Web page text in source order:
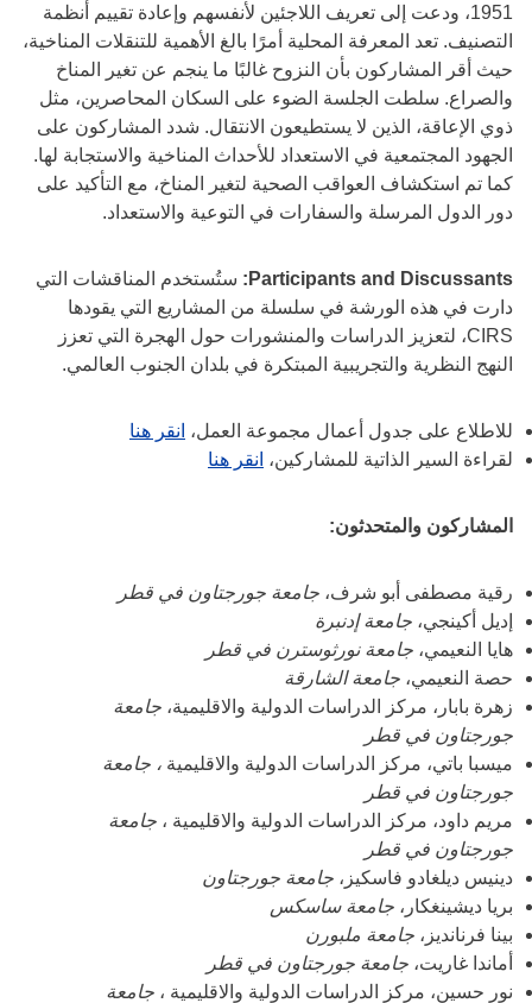
1951، ودعت إلى تعريف اللاجئين لأنفسهم وإعادة تقييم أنظمة
التصنيف. تعد المعرفة المحلية أمرًا بالغ الأهمية للتنقلات المناخية،
حيث أقر المشاركون بأن النزوح غالبًا ما ينجم عن تغير المناخ
والصراع. سلطت الجلسة الضوء على السكان المحاصرين، مثل
ذوي الإعاقة، الذين لا يستطيعون الانتقال. شدد المشاركون على
الجهود المجتمعية في الاستعداد للأحداث المناخية والاستجابة لها.
كما تم استكشاف العواقب الصحية لتغير المناخ، مع التأكيد على
دور الدول المرسلة والسفارات في التوعية والاستعداد.
Participants and Discussants:
ستُستخدم المناقشات التي
دارت في هذه الورشة في سلسلة من المشاريع التي يقودها
CIRS، لتعزيز الدراسات والمنشورات حول الهجرة التي تعزز
النهج النظرية والتجريبية المبتكرة في بلدان الجنوب العالمي.
للاطلاع على جدول أعمال مجموعة العمل، انقر هنا
لقراءة السير الذاتية للمشاركين، انقر هنا
المشاركون والمتحدثون:
رقية مصطفى أبو شرف، جامعة جورجتاون في قطر
إديل أكينجي، جامعة إدنبرة
هايا النعيمي، جامعة نورثوسترن في قطر
حصة النعيمي، جامعة الشارقة
زهرة بابار، مركز الدراسات الدولية والاقليمية، جامعة
جورجتاون في قطر
ميسبا باتي، مركز الدراسات الدولية والاقليمية ، جامعة
جورجتاون في قطر
مريم داود، مركز الدراسات الدولية والاقليمية ، جامعة
جورجتاون في قطر
دينيس ديلغادو فاسكيز، جامعة جورجتاون
بريا ديشينغكار، جامعة ساسكس
بينا فرنانديز، جامعة ملبورن
أماندا غاريت، جامعة جورجتاون في قطر
نور حسين، مركز الدراسات الدولية والاقليمية ، جامعة